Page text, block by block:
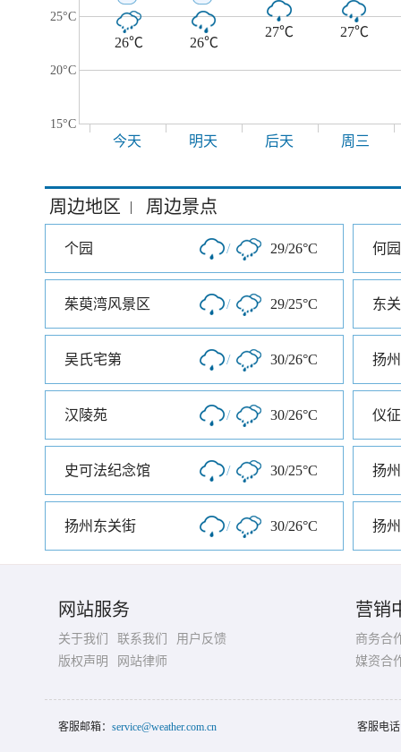
25°C
20°C
15°C
26℃ 26℃
27℃ 27℃
今天 明天 后天 周三
周边地区 | 周边景点
个园 / 29/26°C 何园
茱萸湾风景区 / 29/25°C 东
吴氏宅第 / 30/26°C
汉陵苑 / 30/26°C 仪
史可法纪念馆 / 30/25°C 扬
扬州东关街 / 30/26°C 扬
网站服务
关于我们 联系我们
用户反馈
版权声明
网站律师
营销
商务合
媒资合
客服邮箱： service@weather.com.cn 客服电